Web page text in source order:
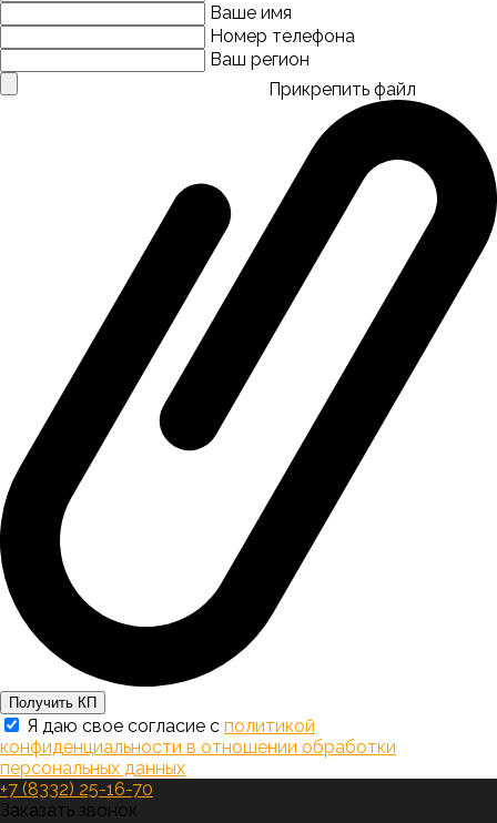
Ваше имя
Номер телефона
Ваш регион
Прикрепить файл
Получить КП
Я даю свое согласие с политикой
конфиденциальности в отношении обработки
персональных данных
+7 (8332) 25-16-70
Заказать звонок